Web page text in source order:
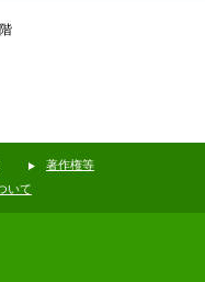
著作権等
いて